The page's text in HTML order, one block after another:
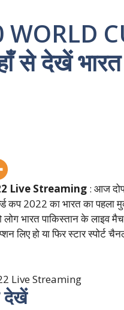
WORLD
देखें भारत
Live Streaming : आज
कप 2022 का भारत का पहला
लोग भारत पाकिस्तान के
लिए हो या फिर स्टार
देखें